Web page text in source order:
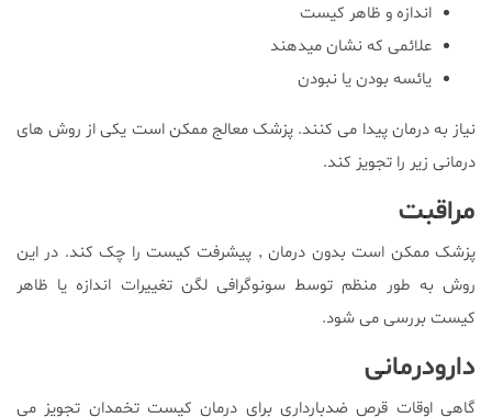
اندازه و ظاهر کیست
علائمی که نشان میدهند
یائسه بودن یا نبودن
نیاز به درمان پیدا می کنند. پزشک معالج ممکن است یکی از روش های
درمانی زیر را تجویز کند.
مراقبت
پزشک ممکن است بدون درمان ٬ پیشرفت کیست را چک کند. در این
روش به طور منظم توسط سونوگرافی لگن تغییرات اندازه یا ظاهر
کیست بررسی می شود.
دارودرمانی
گاهی اوقات قرص ضدبارداری برای درمان کیست تخمدان تجویز می